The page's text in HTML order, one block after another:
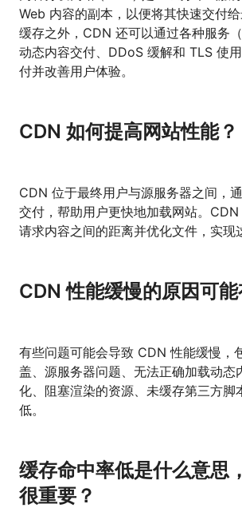
Web 内容的副本，以便将其快速交付
缓存之外，CDN 还可以通过各种服务（
动态内容交付、DDoS 缓解和 TLS 使
付并改善用户体验。
CDN 如何提高网站性能？
CDN 位于最终用户与源服务器之间，
交付，帮助用户更快地加载网站。
请求内容之间的距离并优化文件，实现
CDN 性能缓慢的原因可能
有些问题可能会导致 CDN 性能缓慢，
盖、源服务器问题、无法正确加载动态
化、阻塞渲染的资源、未缓存第三方脚
低。
缓存命中率低是什么意思
很重要？